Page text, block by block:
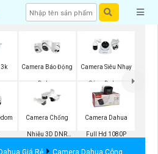
Camera Báo Động
Dahua
Camera Siêu Nhạy
Sáng Dahua
Camera Chống
Nhiễu 3D DNR
Hikvison
Camera Dahua
Full Hd 1080P
Giá Rẻ
Camera Dahua Công